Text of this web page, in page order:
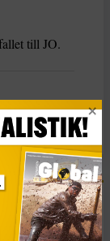
till JO.